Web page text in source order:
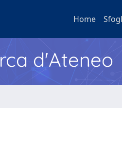
Home
d'Ateneo